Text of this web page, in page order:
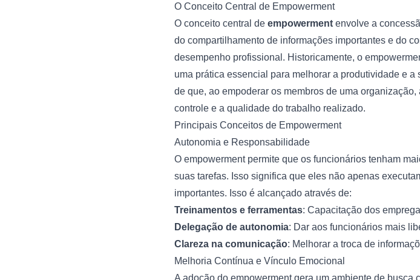
O Conceito Central de Empowerment
O conceito central de empowerment envolve a
do compartilhamento de informações importantes e do
desempenho profissional. Historicamente, o
uma prática essencial para melhorar a produtividade e
de que, ao empoderar os membros de uma
controle e a qualidade do trabalho realizado.
Principais Conceitos de Empowerment
Autonomia e Responsabilidade
O empowerment permite que os funcionários tenham
suas tarefas. Isso significa que eles não apenas
importantes. Isso é alcançado através de:
Treinamentos e ferramentas: Capacitação dos
Delegação de autonomia: Dar aos funcionários mais
Clareza na comunicação: Melhorar a troca de
Melhoria Contínua e Vínculo Emocional
A adoção do empowerment gera um ambiente de busca